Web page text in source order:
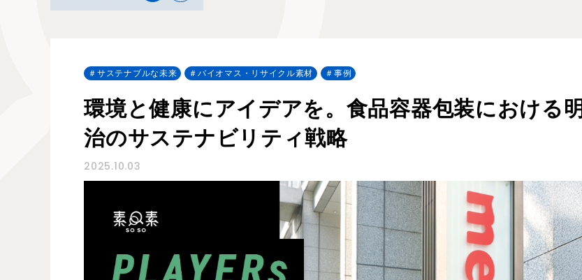
サステナブルな未来 バイオマス・リサイクル素材 事例
環境と健康にアイデアを。食品容器包装における明
治のサステナビリティ戦略
2025.10.03